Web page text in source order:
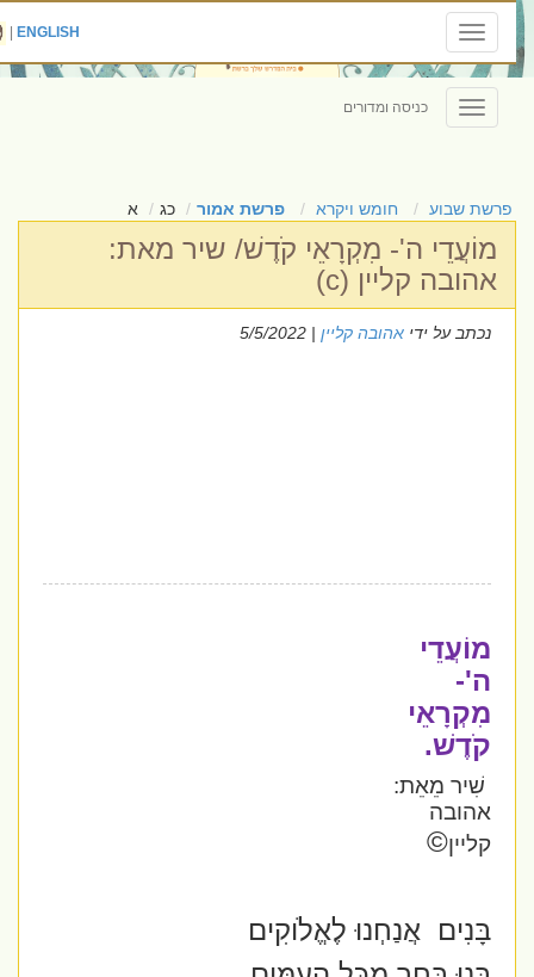
Toggle
navigation
ENGLISH
|
Toggle
navigation
כניסה ומדורים
פרשת שבוע חומש ויקרא פרשת אמור כג א
מוֹעֲדֵי ה'- מִקְרָאֵי קֹדֶשׁ/ שיר מאת:
אהובה קליין (c)
נכתב על ידיאהובה קליין| 5/5/2022
מוֹעֲדֵי
ה'-
מִקְרָאֵי
קֹדֶשׁ.
שִׁיר מֵאֵת:
אהובה
קליין©
בָּנִים
אֲנַחְנוּ לֶאֱלֹוקִים